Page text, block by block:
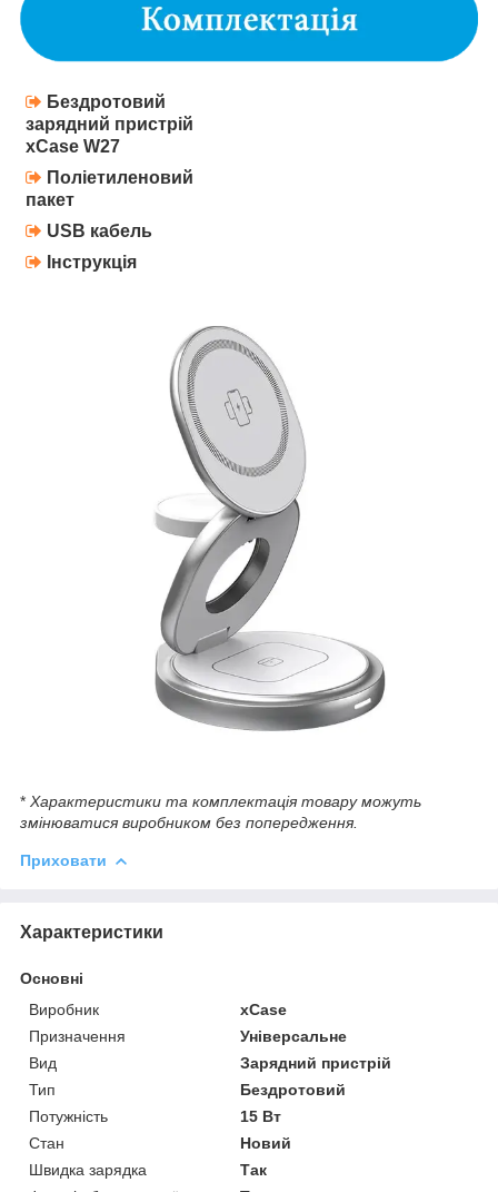
Бездротовий
зарядний пристрій
xCase W27
Поліетиленовий
пакет
USB кабель
Інструкція
* Характеристики та комплектація товару можуть
змінюватися виробником без попередження.
Приховати
Характеристики
Основні
Виробник
xCase
Призначення
Універсальне
Вид
Зарядний пристрій
Тип
Бездротовий
Потужність
15 Вт
Стан
Новий
Швидка зарядка
Так